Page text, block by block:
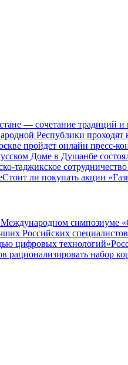
— сочетание традиций
Республики
пройдет онлайн пресс-
Доме в Душанбе
таджикское
Стоит ли покупать акции
симпозиуме
Российских специалистов
цифровых технологий»
рационализировать набор